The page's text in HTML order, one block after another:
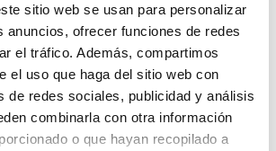
sitio web se usan para personalizar
anuncios, ofrecer funciones de redes
el tráfico. Además, compartimos
el uso que haga del sitio web con
de redes sociales, publicidad y análisis
combinarla con otra información
o que hayan recopilado a
ventaja inicial de 9-2 de
Alicante en los
minutos de partido
de El Pilar-UPV a
tiempo muerto, que